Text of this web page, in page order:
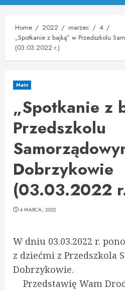
Menu
Home 2022 marzec
4
„Spotkanie z bajką” w Przedszkolu
(03.03.2022 r.)
Main
„Spotkanie z
Przedszkolu
Dobrzykowie
(03.03.2022
4 MARCA, 2022
W dniu 03.03.2022 r.
z dziećmi z Przedszkola
Dobrzykowie.
Przedstawię Wam